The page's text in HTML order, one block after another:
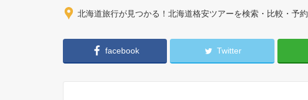
北海道旅行が見つかる！北海道格安ツアーを検索・比較・予約
facebook Twitter